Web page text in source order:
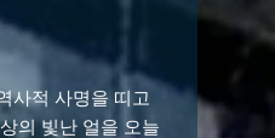
사적 사명을 띠고
의 빛난 얼을 오늘